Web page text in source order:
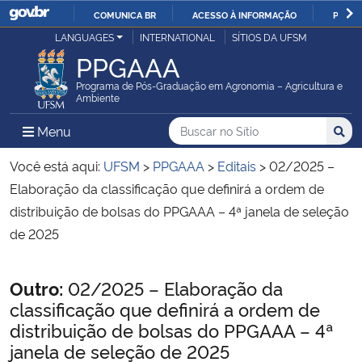
IR
O
COMUNICA BR ACESSO À INFORMAÇÃO
Ministério da Justiça e Segurança Pública
Ministério da Defesa
Ministério das Relações Exteriores
Ministério da Economia
Ministério da Agricultura, Pecuária e Abastecimento
Ministério da Educação
LANGUAGES INTERNATIONAL SÍTIOS DA UFSM
PPGAAA
Programa de Pós-Graduação em Agronomia – Agricultura e
Ambiente
Menu Menu Principal do Sítio
Busca
Buscar no no Sítio
Busca:
Você está aqui: UFSM > PPGAAA > Editais >02/2025 –
Elaboração da classificação que definirá a ordem de
distribuição de bolsas do PPGAAA – 4ª janela de seleção
de 2025
Início do conteúdo
Outro: 02/2025 – Elaboração da
classificação que definirá a ordem de
distribuição de bolsas do PPGAAA – 4ª
janela de seleção de 2025